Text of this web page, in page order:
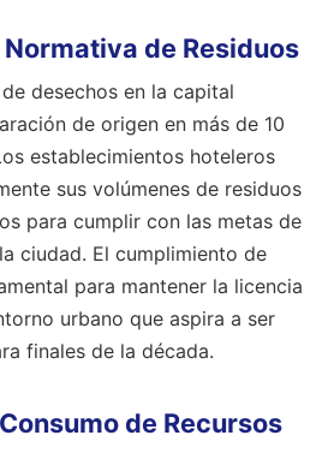
de Residuos
desechos en la capital
de origen en más de 10
establecimientos hoteleros
sus volúmenes de residuos
para cumplir con las metas de
ciudad. El cumplimiento de
para mantener la licencia
urbano que aspira a ser
finales de la década.
de Recursos